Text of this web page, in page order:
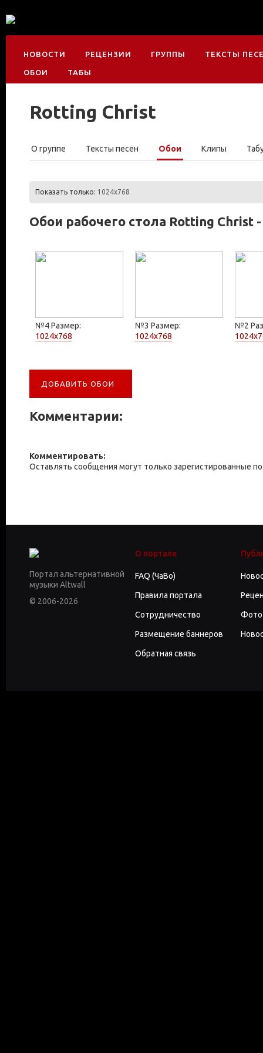
НОВОСТИ РЕЦЕНЗИИ ГРУППЫ ТЕКСТЫ
ОБОИ ТАБЫ
Rotting Christ
О группе Тексты песен Обои Клипы
Показать только: 1024x768
Обои рабочего стола Rotting Christ
№4 Размер:
1024x768
№3 Размер:
1024x768
№2
ДОБАВИТЬ ОБОИ
Комментарии:
Комментировать:
Оставлять сообщения могут только зарегистированные
Портал альтернативной
музыки Altwall
© 2006-2026
О портале
FAQ (ЧаВо)
Правила портала
Сотрудничество
Размещение баннеров
Обратная связь